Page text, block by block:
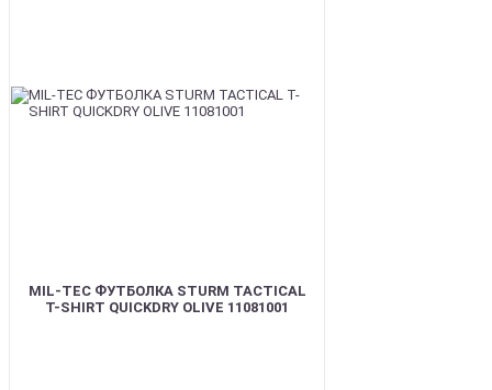
MIL-TEC ФУТБОЛКА STURM TACTICAL
T-SHIRT QUICKDRY OLIVE 11081001